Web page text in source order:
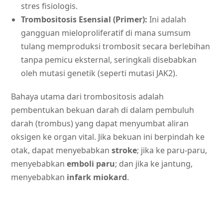
stres fisiologis.
Trombositosis Esensial (Primer): Ini adalah
gangguan mieloproliferatif di mana sumsum
tulang memproduksi trombosit secara berlebihan
tanpa pemicu eksternal, seringkali disebabkan
oleh mutasi genetik (seperti mutasi JAK2).
Bahaya utama dari trombositosis adalah
pembentukan bekuan darah di dalam pembuluh
darah (trombus) yang dapat menyumbat aliran
oksigen ke organ vital. Jika bekuan ini berpindah ke
otak, dapat menyebabkan stroke; jika ke paru-paru,
menyebabkan emboli paru; dan jika ke jantung,
menyebabkan infark miokard.